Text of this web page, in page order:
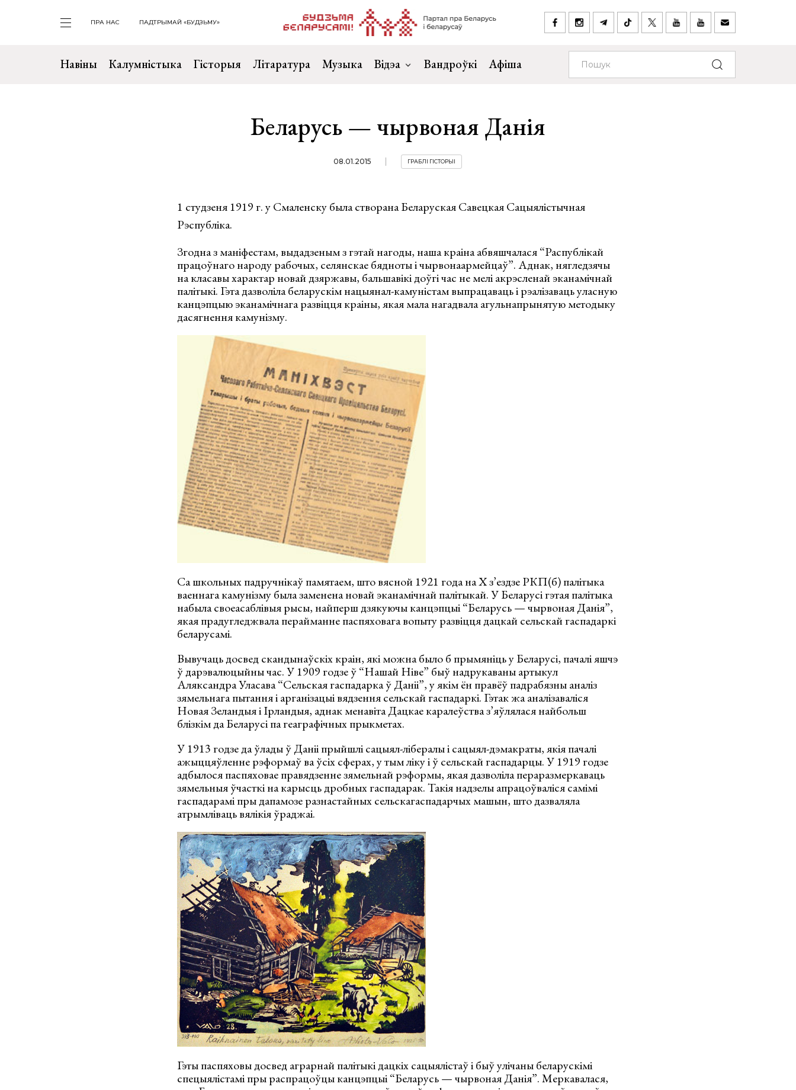
ПРА НАС ПАДТРЫМАЙ «БУДЗЬМУ»
Навіны Калумністыка Гісторыя Літаратура Музыка Відэа Вандроўкі Афіша
Беларусь — чырвоная Данія
08.01.2015 ГРАБЛІ ГІСТОРЫІ
1 студзеня 1919 г. у Смаленску была створана Беларуская Савецкая Сацыялістычная
Рэспубліка.
Згодна з маніфестам, выдадзеным з гэтай нагоды, наша краіна абвяшчалася “Распублікай
працоўнаго народу рабочых, селянскае бядноты і чырвонаармейцаў”. Аднак, нягледзячы
на класавы характар новай дзяржавы, бальшавікі доўгі час не мелі акрэсленай эканамічнай
палітыкі. Гэта дазволіла беларускім нацыянал-камуністам выпрацаваць і рэалізаваць уласную
канцэпцыю эканамічнага развіцця краіны, якая мала нагадвала агульнапрынятую методыку
дасягнення камунізму.
Са школьных падручнікаў памятаем, што вясной 1921 года на X з’ездзе РКП(б) палітыка
ваеннага камунізму была заменена новай эканамічнай палітыкай. У Беларусі гэтая палітыка
набыла своеасаблівыя рысы, найперш дзякуючы канцэпцыі “Беларусь — чырвоная Данія”,
якая прадугледжвала перайманне паспяховага вопыту развіцця дацкай сельскай гаспадаркі
беларусамі.
Вывучаць досвед скандынаўскіх краін, які можна было б прымяніць у Беларусі, пачалі яшчэ
ў дарэвалюцыйны час. У 1909 годзе ў “Нашай Ніве” быў надрукаваны артыкул
Аляксандра Уласава “Сельская гаспадарка ў Даніі”, у якім ён правёў падрабязны аналіз
зямельнага пытання і арганізацыі вядзення сельскай гаспадаркі. Гэтак жа аналізаваліся
Новая Зеландыя і Ірландыя, аднак менавіта Дацкае каралеўства з’яўлялася найбольш
блізкім да Беларусі па геаграфічных прыкметах.
У 1913 годзе да ўлады ў Даніі прыйшлі сацыял-лібералы і сацыял-дэмакраты, якія пачалі
ажыццяўленне рэформаў ва ўсіх сферах, у тым ліку і ў сельскай гаспадарцы. У 1919 годзе
адбылося паспяховае правядзенне зямельнай рэформы, якая дазволіла пераразмеркаваць
зямельныя ўчасткі на карысць дробных гаспадарак. Такія надзелы апрацоўваліся самімі
гаспадарамі пры дапамозе разнастайных сельскагаспадарчых машын, што дазваляла
атрымліваць вялікія ўраджаі.
Гэты паспяховы досвед аграрнай палітыкі дацкіх сацыялістаў і быў улічаны беларускімі
спецыялістамі пры распрацоўцы канцэпцыі “Беларусь — чырвоная Данія”. Меркавалася,